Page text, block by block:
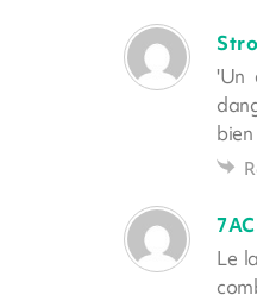
'Un
7AC
Le